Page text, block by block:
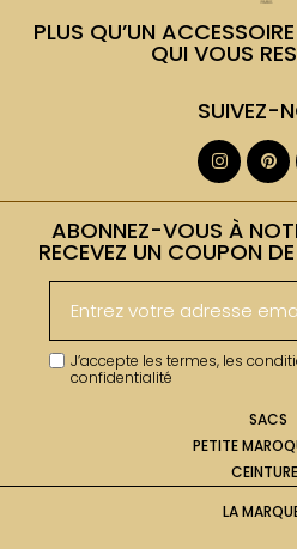
PLUS QU’UN
QUI VOUS
SUIVEZ-
ABONNEZ-VOUS À
RECEVEZ UN COUPON
J’accepte les termes, les
confidentialité
SACS
PETITE
LA